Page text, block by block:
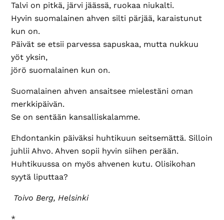
Talvi on pitkä, järvi jäässä, ruokaa niukalti.
Hyvin suomalainen ahven silti pärjää, karaistunut
kun on.
Päivät se etsii parvessa sapuskaa, mutta nukkuu
yöt yksin,
jörö suomalainen kun on.
Suomalainen ahven ansaitsee mielestäni oman
merkkipäivän.
Se on sentään kansalliskalamme.
Ehdontankin päiväksi huhtikuun seitsemättä. Silloin
juhlii Ahvo. Ahven sopii hyvin siihen perään.
Huhtikuussa on myös ahvenen kutu. Olisikohan
syytä liputtaa?
Toivo Berg, Helsinki